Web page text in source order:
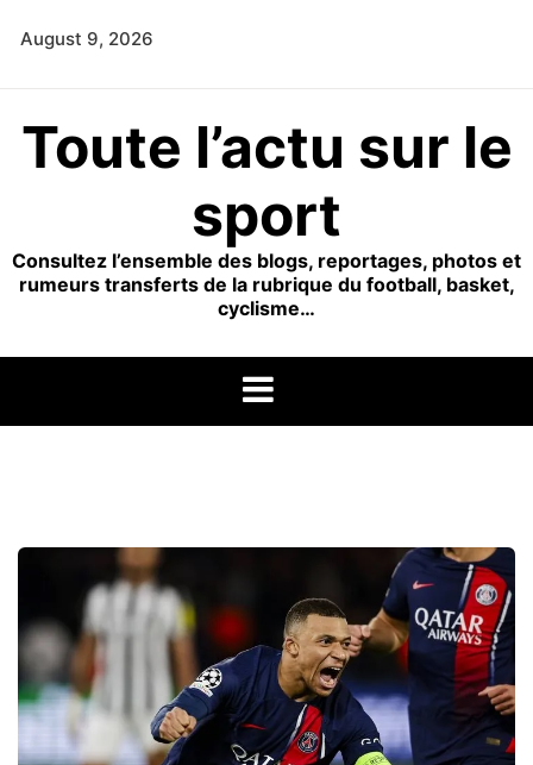
August 9, 2026
Toute l’actu sur le
sport
Consultez l’ensemble des blogs, reportages, photos et
rumeurs transferts de la rubrique du football, basket,
cyclisme…